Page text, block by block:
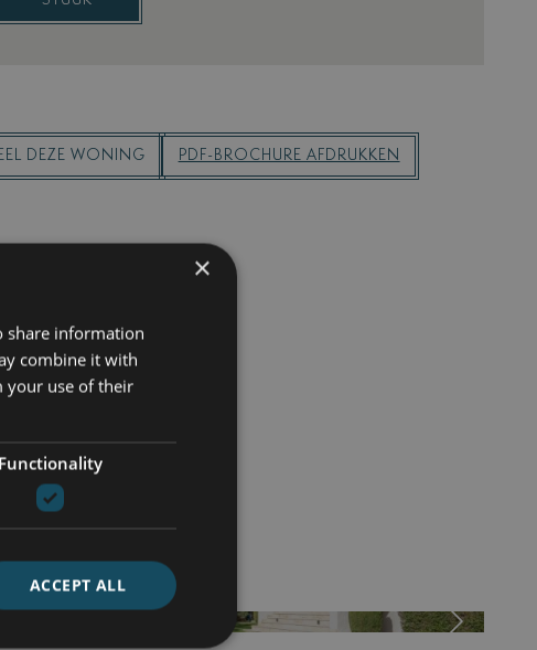
DEZE WONING PDF-BROCHURE AFDRUKKEN
×
share information
combine it with
your use of their
Functionality
ACCEPT ALL